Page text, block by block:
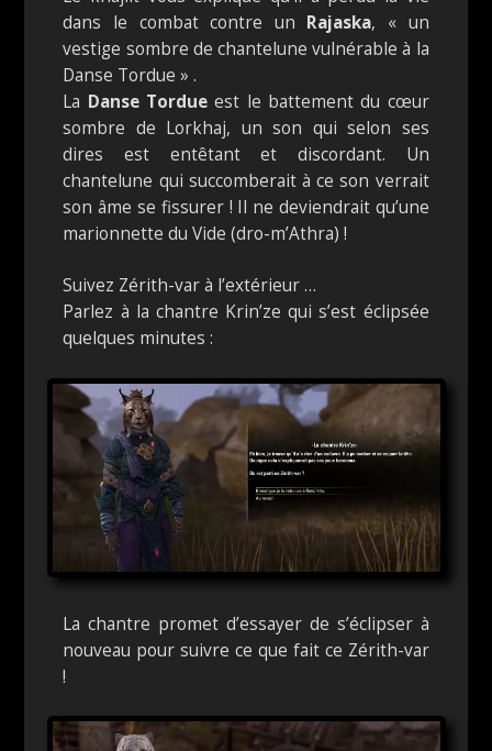
dans le combat contre un Rajaska, « un
vestige sombre de chantelune vulnérable à la
Danse Tordue » .
La Danse Tordueest le battement du cœur
sombre de Lorkhaj, un son qui selon ses
dires est entêtant et discordant. Un
chantelune qui succomberait à ce son verrait
son âme se fissurer ! Il ne deviendrait qu’une
marionnette du Vide (dro-m’Athra) !
Suivez Zérith-var à l’extérieur …
Parlez à la chantre Krin’ze qui s’est éclipsée
quelques minutes :
La chantre promet d’essayer de s’éclipser à
nouveau pour suivre ce que fait ce Zérith-var
!